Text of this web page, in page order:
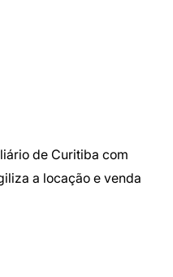
de Curitiba com
a locação e venda